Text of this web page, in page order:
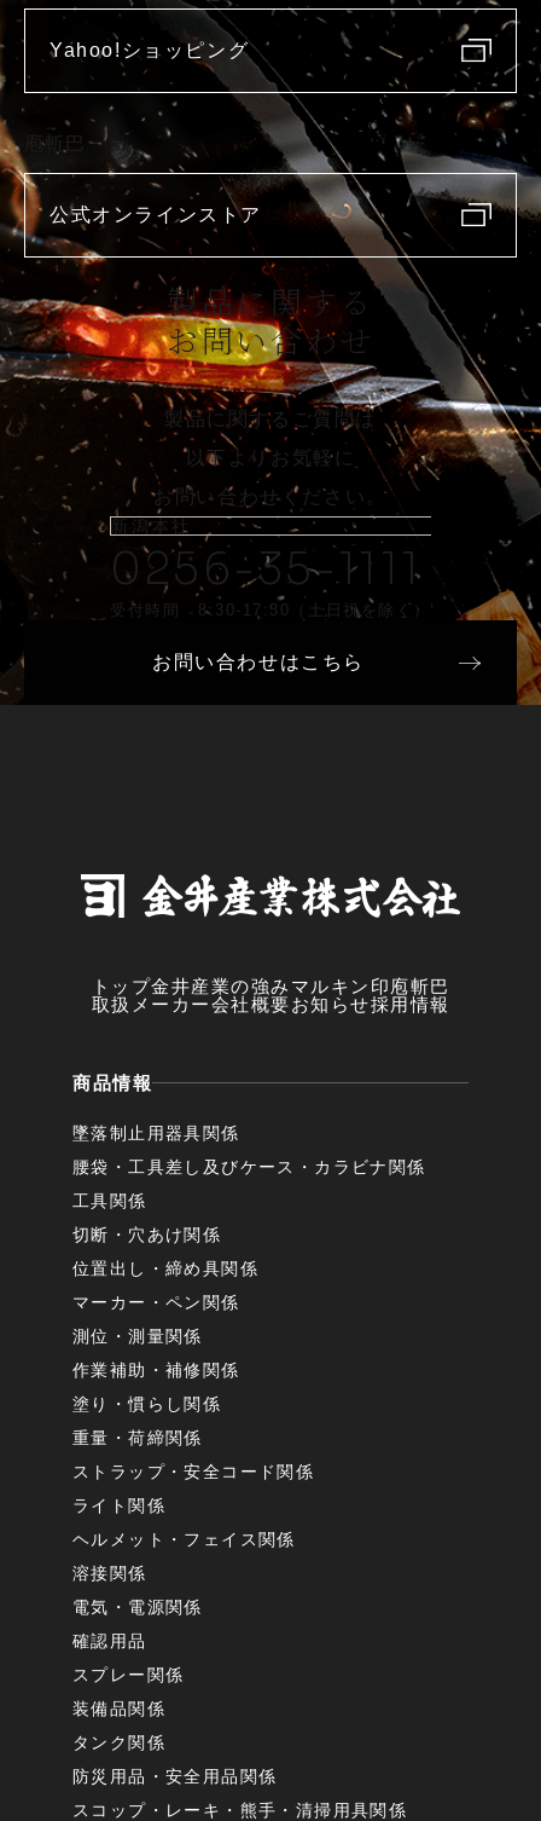
Yahoo!ショッピング
庖斬巴
公式オンラインストア
製品に関する
お問い合わせ
製品に関するご質問は
以下よりお気軽に
お問い合わせください。
新潟本社
0256-35-1111
受付時間 8:30-17:30（土日祝を除く）
お問い合わせはこちら
トップ金井産業の強み マルキン印 庖斬巴
取扱メーカー会社概要お知らせ採用情報
商品情報
墜落制止用器具関係
腰袋・工具差し及びケース・カラビナ関係
工具関係
切断・穴あけ関係
位置出し・締め具関係
マーカー・ペン関係
測位・測量関係
作業補助・補修関係
塗り・慣らし関係
重量・荷締関係
ストラップ・安全コード関係
ライト関係
ヘルメット・フェイス関係
溶接関係
電気・電源関係
確認用品
スプレー関係
装備品関係
タンク関係
防災用品・安全用品関係
スコップ・レーキ・熊手・清掃用具関係